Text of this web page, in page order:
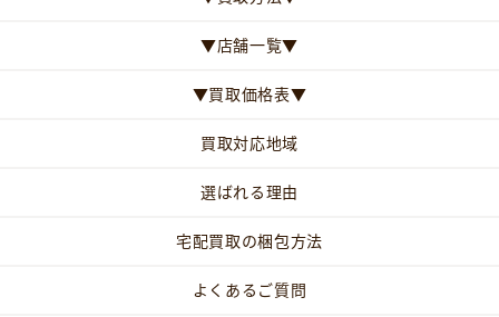
▼店舗一覧▼
▼買取価格表▼
買取対応地域
選ばれる理由
宅配買取の梱包方法
よくあるご質問